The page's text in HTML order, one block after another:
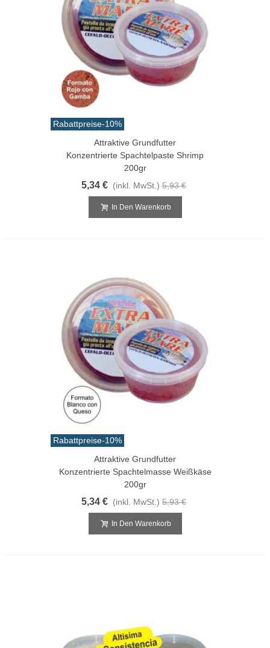
Rabattpreise-10%
Attraktive Grundfutter
Konzentrierte Spachtelpaste Shrimp
200gr
5,34 € (inkl. MwSt.) 5,93 €
In Den Warenkorb
Rabattpreise-10%
Attraktive Grundfutter
Konzentrierte Spachtelmasse Weißkäse
200gr
5,34 € (inkl. MwSt.) 5,93 €
In Den Warenkorb